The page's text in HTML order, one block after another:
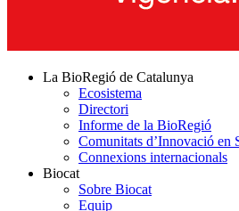
La BioRegió de Catalunya
Ecosistema
Directori
Informe de la BioRegió
Comunitats d’Innovació en
Connexions internacionals
Biocat
Sobre Biocat
Equip